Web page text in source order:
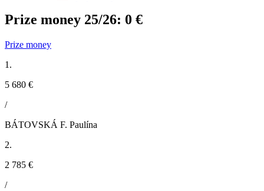
Prize money 25/26: 0 €
Prize money
1.
5 680 €
/
BÁTOVSKÁ F. Paulína
2.
2 785 €
/